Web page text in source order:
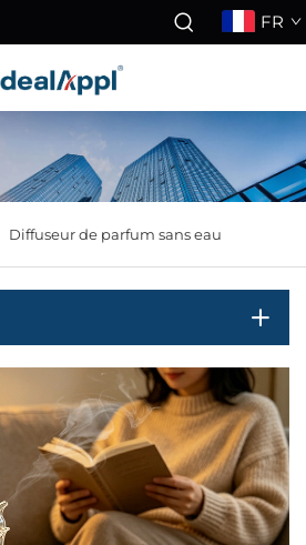
FR
Diffuseur de parfum sans eau